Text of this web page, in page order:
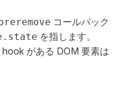
コールバック
を指します。
hook がある DOM 要素は